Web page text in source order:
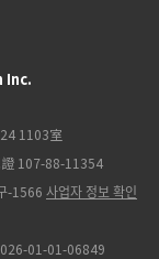
Inc.
1103室
證 107-88-11354
-1566 사업자 정보 확인
01-01-06849